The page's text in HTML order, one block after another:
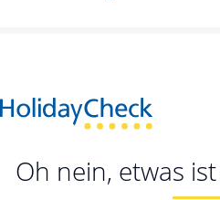
Oh nein, etwas